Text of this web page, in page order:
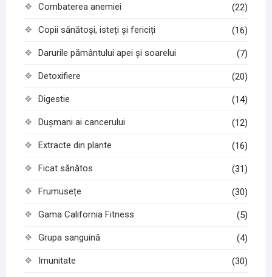
Combaterea anemiei (22)
Copii sănătoși, isteți și fericiți (16)
Darurile pământului apei și soarelui (7)
Detoxifiere (20)
Digestie (14)
Dușmani ai cancerului (12)
Extracte din plante (16)
Ficat sănătos (31)
Frumusețe (30)
Gama California Fitness (5)
Grupa sanguină (4)
Imunitate (30)